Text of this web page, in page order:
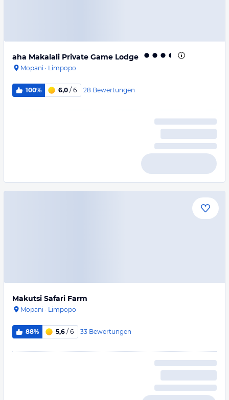
aha Makalali Private Game Lodge
Mopani · Limpopo
100% 6,0 / 6 28 Bewertungen
Makutsi Safari Farm
Mopani · Limpopo
88% 5,6 / 6 33 Bewertungen